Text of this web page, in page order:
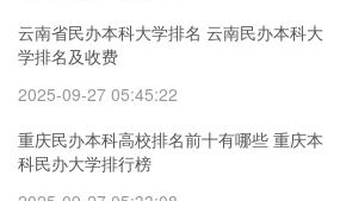
云南省民办本科大学排名 云南民办本科大
学排名及收费
2025-09-27 05:45:22
重庆民办本科高校排名前十有哪些 重庆本
科民办大学排行榜